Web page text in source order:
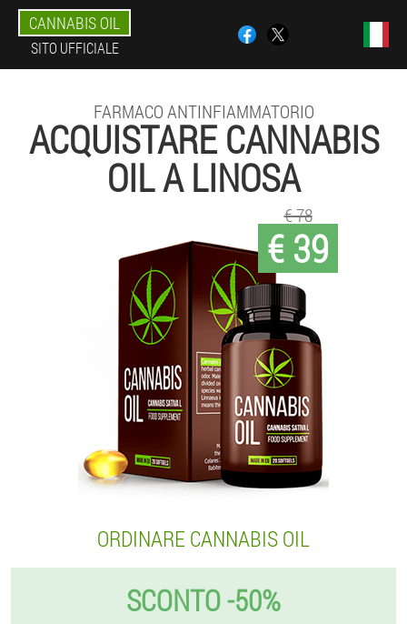
CANNABIS OIL
SITO UFFICIALE
FARMACO ANTINFIAMMATORIO
ACQUISTARE CANNABIS
OIL A LINOSA
€ 39
€ 78
ORDINARE CANNABIS OIL
SCONTO -50%